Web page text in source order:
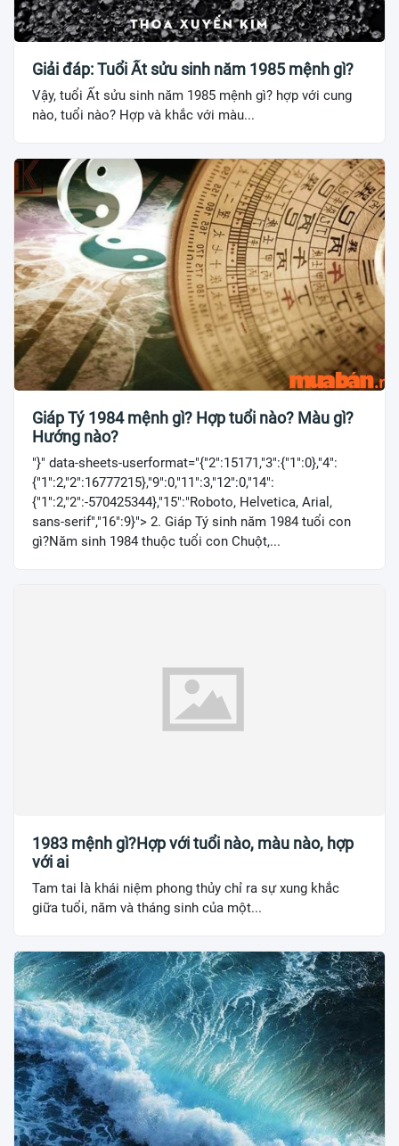
Giải đáp: Tuổi Ất sửu sinh năm 1985 mệnh gì?
Vậy, tuổi Ất sửu sinh năm 1985 mệnh gì? hợp với cung
nào, tuổi nào? Hợp và khắc với màu...
Giáp Tý 1984 mệnh gì? Hợp tuổi nào? Màu gì?
Hướng nào?
"}" data-sheets-userformat="{"2":15171,"3":{"1":0},"4":
{"1":2,"2":16777215},"9":0,"11":3,"12":0,"14":
{"1":2,"2":-570425344},"15":"Roboto, Helvetica, Arial,
sans-serif","16":9}"> 2. Giáp Tý sinh năm 1984 tuổi con
gì?Năm sinh 1984 thuộc tuổi con Chuột,...
1983 mệnh gì?Hợp với tuổi nào, màu nào, hợp
với ai
Tam tai là khái niệm phong thủy chỉ ra sự xung khắc
giữa tuổi, năm và tháng sinh của một...